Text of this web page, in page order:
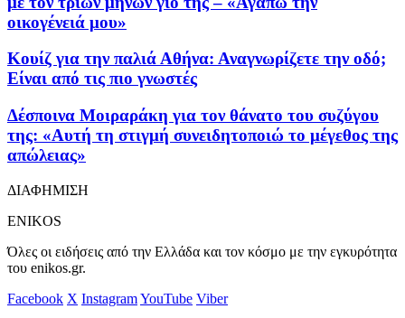
οικογένειά μου»
Κουίζ για την παλιά Αθήνα: Αναγνωρίζετε την οδό;
Είναι από τις πιο γνωστές
Δέσποινα Μοιραράκη για τον θάνατο του συζύγου
της: «Αυτή τη στιγμή συνειδητοποιώ το μέγεθος της
απώλειας»
ΔΙΑΦΗΜΙΣΗ
ENIKOS
Όλες οι ειδήσεις από την Ελλάδα και τον κόσμο με την εγκυρότητα
του enikos.gr.
Facebook X InstagramYouTube Viber